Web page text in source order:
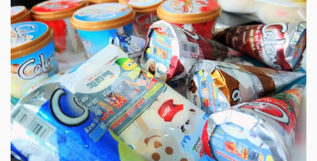
HÀNG
HÓA
KINH
TẾ